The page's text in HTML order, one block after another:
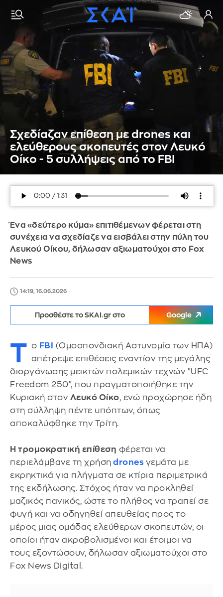
Σχεδίαζαν επίθεση με drones και
ελεύθερους σκοπευτές στον Λευκό
Οίκο - 5 συλλήψεις από το FBI
Ένα «δεύτερο κύμα» επιτιθέμενων φέρεται στη
συνέχεια να σχεδίαζε να εισβάλει στην πύλη του
Λευκού Οίκου, δήλωσαν αξιωματούχοι στο Fox
News
14:19, 16.06.2026
Προσθέστε το SKAI.gr στο Google
Τ ο FBI
(Ομοσπονδιακή Αστυνομία των ΗΠΑ)
απέτρεψε επιθέσεις εναντίον της μεγάλης
διοργάνωσης μεικτών πολεμικών τεχνών "UFC
Freedom 250", που πραγματοποιήθηκε την
Κυριακή στον Λευκό Οίκο, ενώ προχώρησε ήδη
στη σύλληψη πέντε υπόπτων, όπως
αποκαλύφθηκε την Τρίτη.
Η τρομοκρατική επίθεση φέρεται να
περιελάμβανε τη χρήση drones γεμάτα με
εκρηκτικά για πλήγματα σε κτίρια περιμετρικά
της εκδήλωσης. Στόχος ήταν να προκληθεί
μαζικός πανικός, ώστε το πλήθος να τραπεί σε
φυγή και να οδηγηθεί απευθείας προς το
μέρος μιας ομάδας ελεύθερων σκοπευτών, οι
οποίοι ήταν ακροβολισμένοι και έτοιμοι να
τους εξοντώσουν, δήλωσαν αξιωματούχοι στο
Fox News Digital.